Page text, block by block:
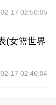
17 02:50:05
(女篮世界
17 02:46:04